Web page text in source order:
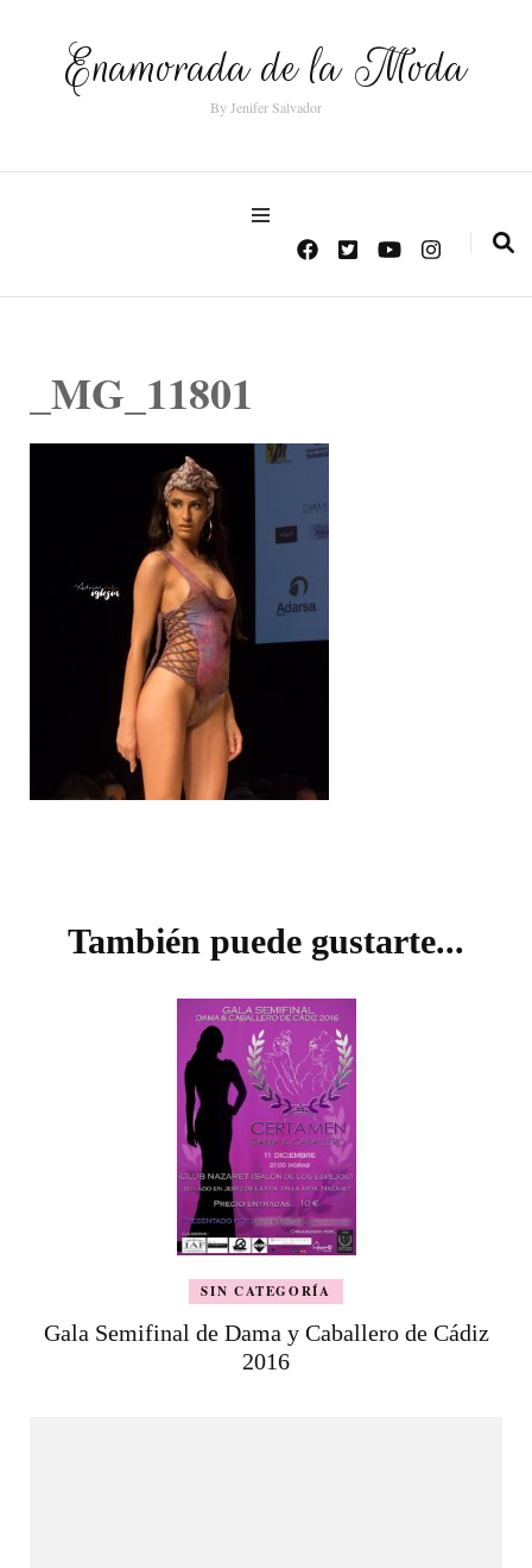
Enamorada de la Moda
By Jenifer Salvador
_MG_11801
entradas
También puede gustarte...
SIN CATEGORÍA
Gala Semifinal de Dama y Caballero de Cádiz
2016